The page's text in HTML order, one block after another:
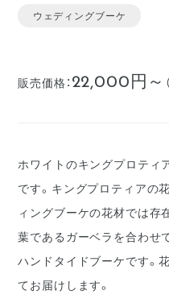
ウェディングブーケ
販売価格： 22,000円～
ホワイトのキングプロティ
です。キングプロティアの
ィングブーケの花材では存
葉であるガーベラを合わせ
ハンドタイドブーケです。
てお届けします。